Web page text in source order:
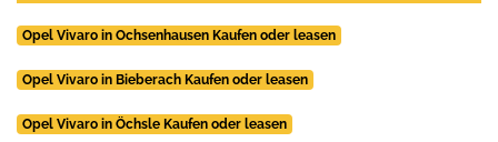
Opel Vivaro in Ochsenhausen Kaufen oder leasen
Opel Vivaro in Bieberach Kaufen oder leasen
Opel Vivaro in Öchsle Kaufen oder leasen